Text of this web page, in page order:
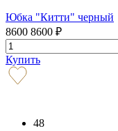
Юбка "Китти" черный
8600 8600 ₽
Купить
48